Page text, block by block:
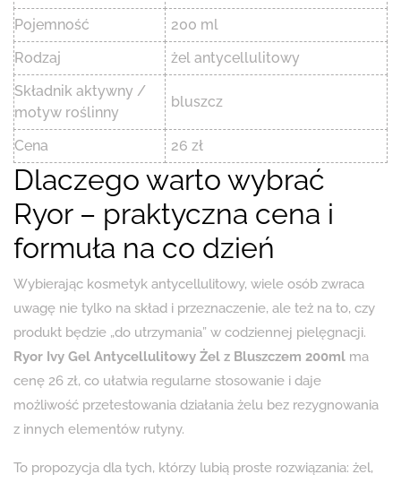
Pojemność
200 ml
Rodzaj
żel antycellulitowy
Składnik aktywny /
motyw roślinny
bluszcz
Cena 26 zł
Dlaczego warto wybrać
Ryor – praktyczna cena i
formuła na co dzień
Wybierając kosmetyk antycellulitowy, wiele osób zwraca
uwagę nie tylko na skład i przeznaczenie, ale też na to, czy
produkt będzie „do utrzymania” w codziennej pielęgnacji.
Ryor Ivy Gel Antycellulitowy Żel z Bluszczem 200ml ma
cenę 26 zł, co ułatwia regularne stosowanie i daje
możliwość przetestowania działania żelu bez rezygnowania
z innych elementów rutyny.
To propozycja dla tych, którzy lubią proste rozwiązania: żel,